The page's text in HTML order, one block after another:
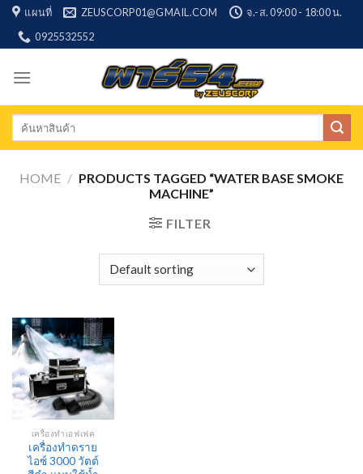
Skip
content
แผนที่ ZEUSCORP01@GMAIL.COM
จ.-ส. 09:00 - 18:00 น.
0925532552
Search
HOME / PRODUCTS TAGGED “WATER BASE SMOKE
MACHINE”
FILTER
เครื่องทำเอฟเฟค
เครื่องทำดราย
ไอซ์ 3000 วัตต์